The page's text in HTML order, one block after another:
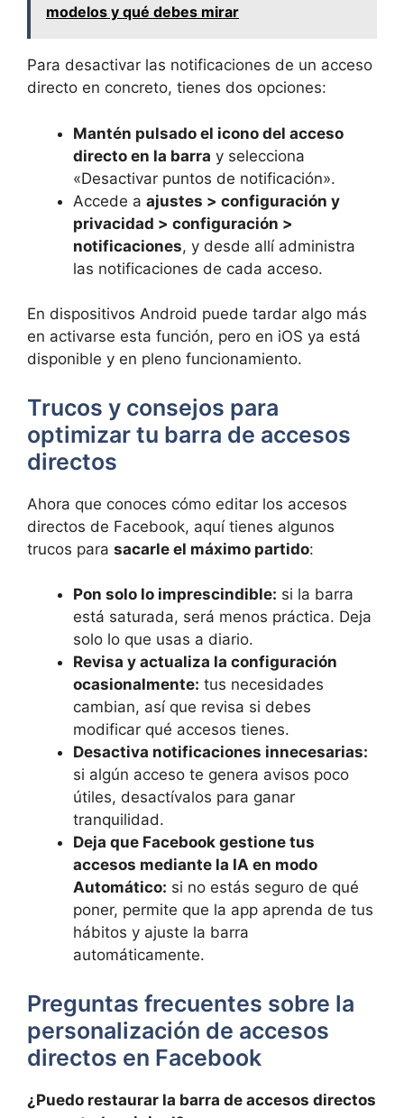
modelos y qué debes mirar
Para desactivar las notificaciones de un acceso
directo en concreto, tienes dos opciones:
Mantén pulsado el icono del acceso
directo en la barra y selecciona
«Desactivar puntos de notificación».
Accede a ajustes > configuración y
privacidad > configuración >
notificaciones, y desde allí administra
las notificaciones de cada acceso.
En dispositivos Android puede tardar algo más
en activarse esta función, pero en iOS ya está
disponible y en pleno funcionamiento.
Trucos y consejos para
optimizar tu barra de accesos
directos
Ahora que conoces cómo editar los accesos
directos de Facebook, aquí tienes algunos
trucos para sacarle el máximo partido:
Pon solo lo imprescindible: si la barra
está saturada, será menos práctica. Deja
solo lo que usas a diario.
Revisa y actualiza la configuración
ocasionalmente: tus necesidades
cambian, así que revisa si debes
modificar qué accesos tienes.
Desactiva notificaciones innecesarias:
si algún acceso te genera avisos poco
útiles, desactívalos para ganar
tranquilidad.
Deja que Facebook gestione tus
accesos mediante la IA en modo
Automático: si no estás seguro de qué
poner, permite que la app aprenda de tus
hábitos y ajuste la barra
automáticamente.
Preguntas frecuentes sobre la
personalización de accesos
directos en Facebook
¿Puedo restaurar la barra de accesos directos